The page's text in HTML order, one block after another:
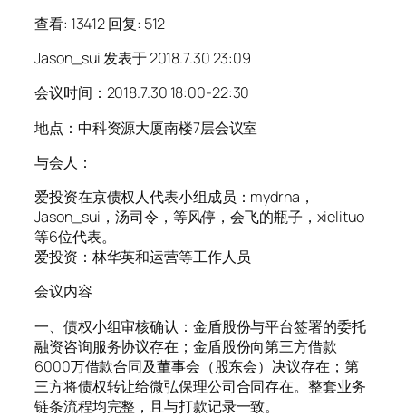
查看: 13412 回复: 512
Jason_sui 发表于 2018.7.30 23:09
会议时间：2018.7.30 18:00-22:30
地点：中科资源大厦南楼7层会议室
与会人：
爱投资在京债权人代表小组成员：mydrna，
Jason_sui，汤司令，等风停，会飞的瓶子，xielituo
等6位代表。
爱投资：林华英和运营等工作人员
会议内容
一、债权小组审核确认：金盾股份与平台签署的委托
融资咨询服务协议存在；金盾股份向第三方借款
6000万借款合同及董事会（股东会）决议存在；第
三方将债权转让给微弘保理公司合同存在。整套业务
链条流程均完整，且与打款记录一致。